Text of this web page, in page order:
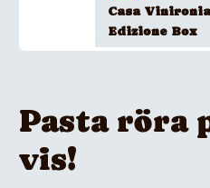
Casa
Edizione Box
Pasta röra
vis!